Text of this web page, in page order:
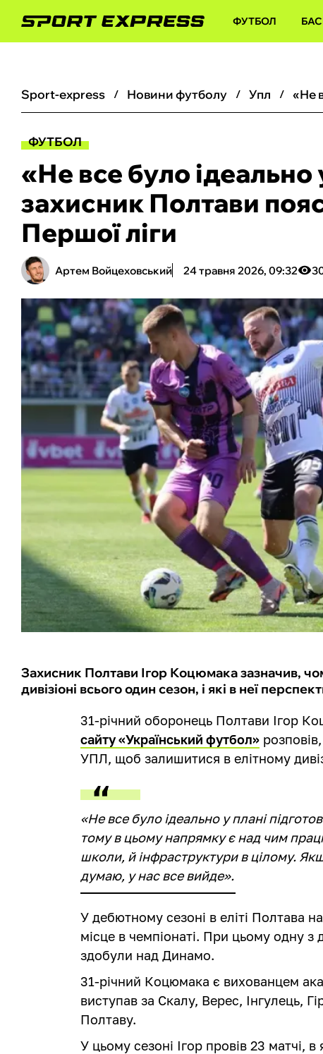
ФУТБОЛ
sport-express новини футболу упл
ФУТБОЛ
«Не все було ідеально
захисник Полтави
Першої ліги
Артем Войцеховський 24 травня 2026, 09:32
Захисник Полтави Ігор Коцюмака зазначив,
дивізіоні всього один сезон, і які в неї
31-річний оборонець Полтави Ігор
сайту «Український футбол»
УПЛ, щоб залишитися в елітному
«Не все було ідеально у плані
тому в цьому напрямку є над чим
школи, й інфраструктури в цілому.
думаю, у нас все вийде».
У дебютному сезоні в еліті Полтава
місце в чемпіонаті. При цьому одну з
здобули над Динамо.
31-річний Коцюмака є вихованцем
виступав за Скалу, Верес, Інгулець,
Полтаву.
У цьому сезоні Ігор провів 23 матчі,